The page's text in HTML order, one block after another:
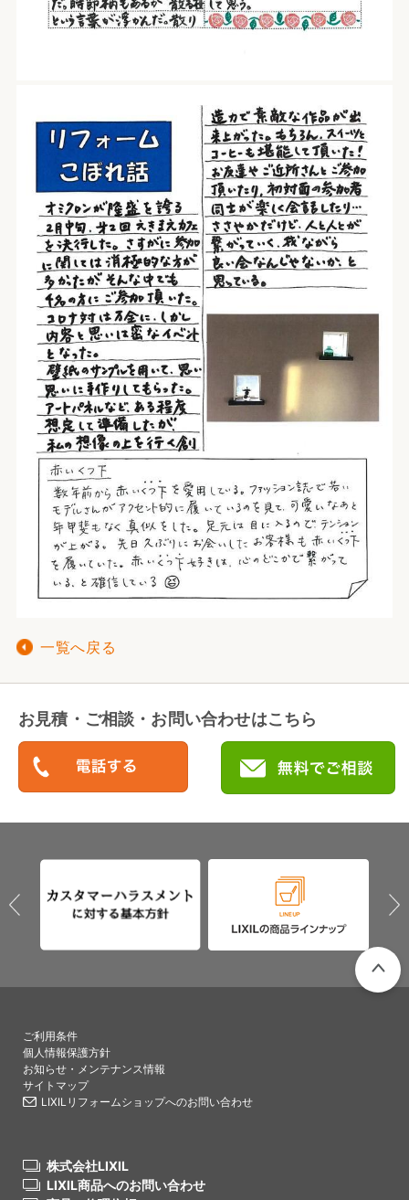
一覧へ戻る
お見積・ご相談・お問い合わせはこちら
ご利用条件
個人情報保護方針
お知らせ・メンテナンス情報
サイトマップ
LIXILリフォームショップへのお問い合わせ
株式会社LIXIL
LIXIL商品へのお問い合わせ